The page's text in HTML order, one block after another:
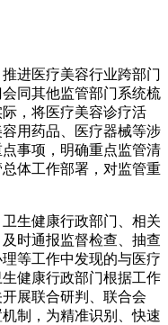
进医疗美容行业跨部门
同其他监管部门系统梳
，将医疗美容诊疗活
用药品、医疗器械等涉
事项，明确重点监管清
体工作部署，对监管重
生健康行政部门、相关
时通报监督检查、抽查
等工作中发现的与医疗
健康行政部门根据工作
展联合研判、联合会
制，为精准识别、快速